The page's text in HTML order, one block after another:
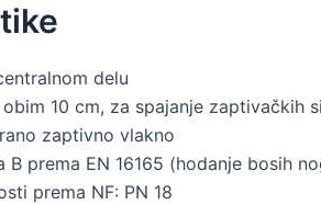
delu
10 cm, za spajanje zaptivačkih
zaptivno vlakno
B prema EN 16165 (hodanje bosih
prema NF: PN 18